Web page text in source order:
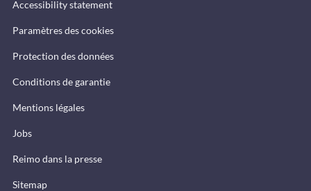
Accessibility statement
Paramètres des cookies
Protection des données
Conditions de garantie
Mentions légales
Jobs
Reimo dans la presse
Sitemap